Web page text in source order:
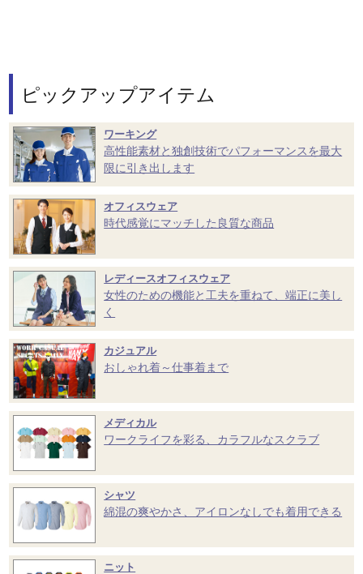
ピックアップアイテム
ワーキング
高性能素材と独創技術でパフォーマンスを最大
限に引き出します
オフィスウェア
時代感覚にマッチした良質な商品
レディースオフィスウェア
女性のための機能と工夫を重ねて、端正に美し
く
カジュアル
おしゃれ着～仕事着まで
メディカル
ワークライフを彩る、カラフルなスクラブ
シャツ
綿混の爽やかさ、アイロンなしでも着用できる
ニット